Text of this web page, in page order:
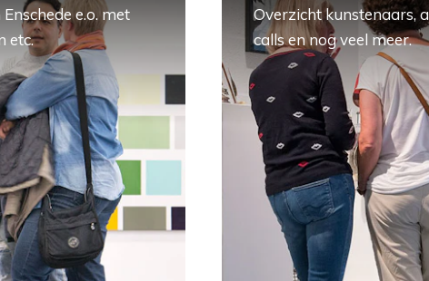
e.o. met
etc.
Overzicht kunstenaars,
calls en nog veel meer.